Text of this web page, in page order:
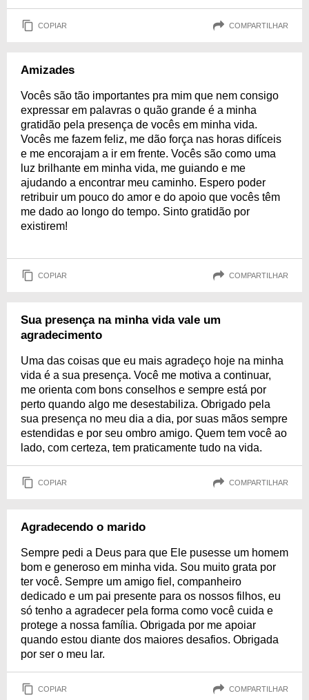
COPIAR COMPARTILHAR
Amizades
Vocês são tão importantes pra mim que nem consigo
expressar em palavras o quão grande é a minha
gratidão pela presença de vocês em minha vida.
Vocês me fazem feliz, me dão força nas horas difíceis
e me encorajam a ir em frente. Vocês são como uma
luz brilhante em minha vida, me guiando e me
ajudando a encontrar meu caminho. Espero poder
retribuir um pouco do amor e do apoio que vocês têm
me dado ao longo do tempo. Sinto gratidão por
existirem!
COPIAR COMPARTILHAR
Sua presença na minha vida vale um
agradecimento
Uma das coisas que eu mais agradeço hoje na minha
vida é a sua presença. Você me motiva a continuar,
me orienta com bons conselhos e sempre está por
perto quando algo me desestabiliza. Obrigado pela
sua presença no meu dia a dia, por suas mãos sempre
estendidas e por seu ombro amigo. Quem tem você ao
lado, com certeza, tem praticamente tudo na vida.
COPIAR COMPARTILHAR
Agradecendo o marido
Sempre pedi a Deus para que Ele pusesse um homem
bom e generoso em minha vida. Sou muito grata por
ter você. Sempre um amigo fiel, companheiro
dedicado e um pai presente para os nossos filhos, eu
só tenho a agradecer pela forma como você cuida e
protege a nossa família. Obrigada por me apoiar
quando estou diante dos maiores desafios. Obrigada
por ser o meu lar.
COPIAR COMPARTILHAR